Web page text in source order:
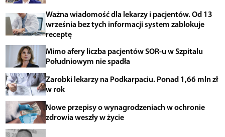
Ważna wiadomość dla lekarzy i pacjentów. Od 13
września bez tych informacji system zablokuje
receptę
Mimo afery liczba pacjentów SOR-u w Szpitalu
Południowym nie spadła
Zarobki lekarzy na Podkarpaciu. Ponad 1,66 mln zł
w rok
Nowe przepisy o wynagrodzeniach w ochronie
zdrowia weszły w życie